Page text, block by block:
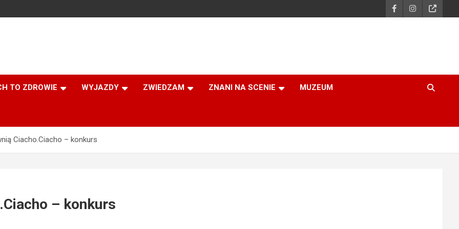
TO ZDROWIE WYJAZDY ZWIEDZAM ZNANI NA SCENIE MUZEUM
Ciacho.Ciacho – konkurs
– konkurs